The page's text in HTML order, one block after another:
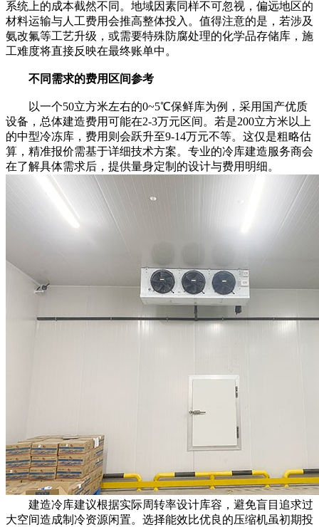
系统上的成本截然不同。地域因素同样不可忽视，偏远地区的
材料运输与人工费用会推高整体投入。值得注意的是，若涉及
氨改氟等工艺升级，或需要特殊防腐处理的化学品存储库，施
工难度将直接反映在最终账单中。
不同需求的费用区间参考
以一个50立方米左右的0~5℃保鲜库为例，采用国产优质
设备，总体建造费用可能在2-3万元区间。若是200立方米以上
的中型冷冻库，费用则会跃升至9-14万元不等。这仅是粗略估
算，精准报价需基于详细技术方案。专业的冷库建造服务商会
在了解具体需求后，提供量身定制的设计与费用明细。
建造冷库建议根据实际周转率设计库容，避免盲目追求过
大空间造成制冷资源闲置。选择能效比优良的压缩机虽初期投